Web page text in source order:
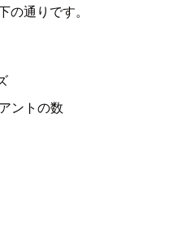
通りです。
ントの数